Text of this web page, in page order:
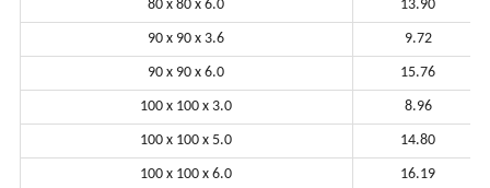
80 x 80 x 6.0 13.90
90 x 90 x 3.6 9.72
90 x 90 x 6.0 15.76
100 x 100 x 3.0 8.96
100 x 100 x 5.0 14.80
100 x 100 x 6.0 16.19